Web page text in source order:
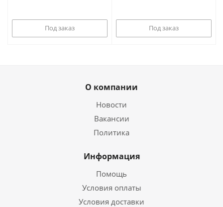
Под заказ Под заказ
О компании
Новости
Вакансии
Политика
Информация
Помощь
Условия оплаты
Условия доставки